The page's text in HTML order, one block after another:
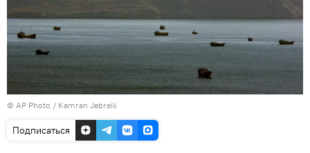
© AP Photo / Kamran Jebreili
Подписаться